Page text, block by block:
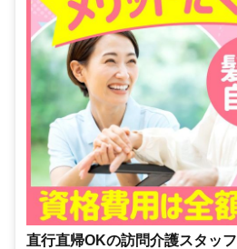
直行直帰OKの訪問介護スタッフ